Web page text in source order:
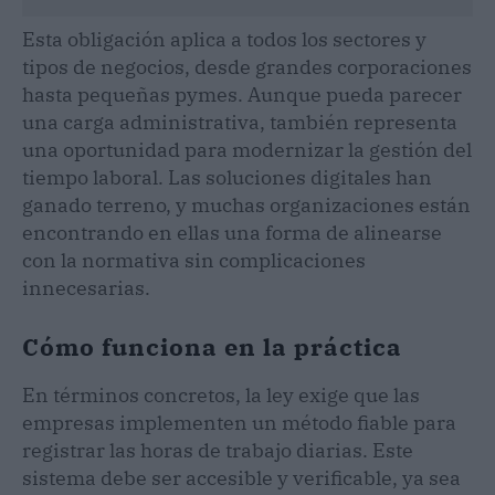
Esta obligación aplica a todos los sectores y
tipos de negocios, desde grandes corporaciones
hasta pequeñas pymes. Aunque pueda parecer
una carga administrativa, también representa
una oportunidad para modernizar la gestión del
tiempo laboral. Las soluciones digitales han
ganado terreno, y muchas organizaciones están
encontrando en ellas una forma de alinearse
con la normativa sin complicaciones
innecesarias.
Cómo funciona en la práctica
En términos concretos, la ley exige que las
empresas implementen un método fiable para
registrar las horas de trabajo diarias. Este
sistema debe ser accesible y verificable, ya sea